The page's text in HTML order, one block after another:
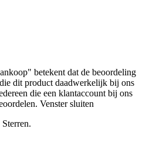
betekent dat de beoordeling
dit product daadwerkelijk bij ons
die een klantaccount bij ons
Venster sluiten